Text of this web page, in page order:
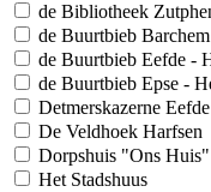
de Bibliotheek
de Buurtbieb
de Buurtbieb Eefde -
de Buurtbieb Epse -
Detmerskazerne Eefde
De Veldhoek Harfsen
Dorpshuis "Ons
Het Stadshuus